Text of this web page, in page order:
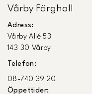
Vårby Färghall
Adress:
Vårby Allé 53
143 30 Vårby
Telefon:
08-740 39 20
Öppettider: